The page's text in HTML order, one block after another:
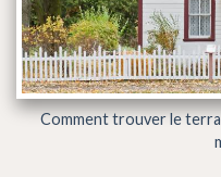
Comment trouver le